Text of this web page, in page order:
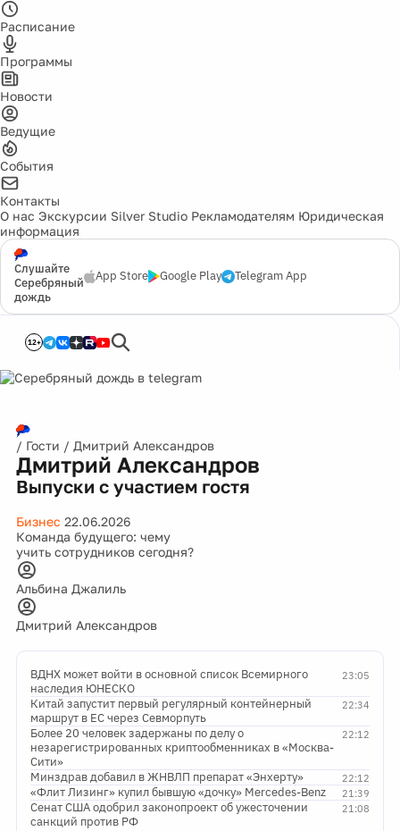
Расписание
Программы
Новости
Ведущие
События
Контакты
О нас Экскурсии Silver Studio Рекламодателям Юридическая
информация
Слушайте
Серебряный
дождь
App Store Google Play Telegram App
12+
/ Гости / Дмитрий Александров
Дмитрий Александров
Выпуски с участием гостя
Бизнес 22.06.2026
Команда будущего: чему
учить сотрудников сегодня?
Альбина Джалиль
Дмитрий Александров
23:05
ВДНХ может войти в основной список Всемирного
наследия ЮНЕСКО
22:34
Китай запустит первый регулярный контейнерный
маршрут в ЕС через Севморпуть
22:12
Более 20 человек задержаны по делу о
незарегистрированных криптообменниках в «Москва-
Сити»
22:12
Минздрав добавил в ЖНВЛП препарат «Энхерту»
21:39
«Флит Лизинг» купил бывшую «дочку» Mercedes-Benz
21:08
Сенат США одобрил законопроект об ужесточении
санкций против РФ